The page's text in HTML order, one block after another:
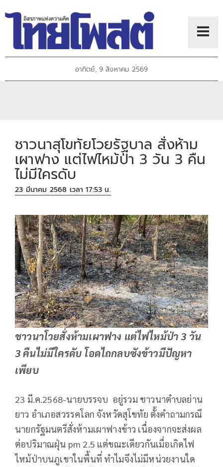
อาทิตย์, 9 สิงหาคม 2569
ชาวนาสุโขทัยโวยรัฐบาล สั่งห้าม
เผาฟาง แต่ไฟไหม้ป่า 3 วัน 3 คืน
ไม่มีใครดับ
23 มีนาคม 2568 เวลา 17:53 น.
ชาวนาโวยสั่งห้ามเผาฟาง แต่ไฟไหม้ป่า 3 วัน
3 คืนไม่มีใครดับ โอดไถกลบซังข้าวมีปัญหา
เพียบ
23 มี.ค.2568-นายบรรจบ อยู่รวม ชาวนาตำบลย่าน
ยาว อำเภอสวรรคโลก จังหวัดสุโขทัย ตั้งคำถามกรณี
นายกรัฐมนตรีสั่งห้ามเผาฟางข้าว เนื่องจากจะส่งผล
ต่อปริมาณฝุ่น pm 2.5 แต่ขณะเดียวกันเมื่อเกิดไฟ
ไหม้ป่าบนภูเขาในพื้นที่ ทำไมจึงไม่มีหน่วยงานใด